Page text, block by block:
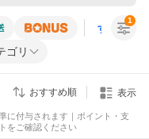
すべての条
ゴリ
1
おすすめ順 表示
に付与されます｜ポイント・支
をご確認ください